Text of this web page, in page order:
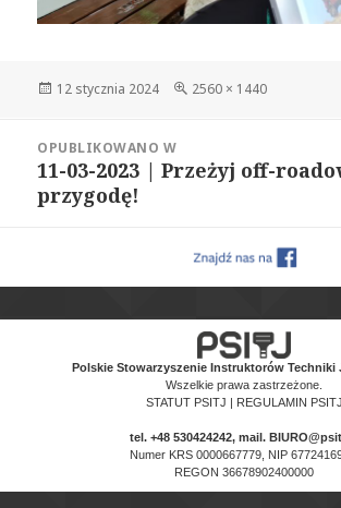
Data
12 stycznia 2024
Pełny
2560 × 1440
wpisu
OPUBLIKOWANO W
11-03-2023 | Przeżyj off-
przygodę!
Polskie Stowarzyszenie Instruktorów Techniki
Wszelkie prawa zastrzeżone.
STATUT PSITJ | REGULAMIN PSITJ
tel. +48 530424242, mail.
Numer KRS 0000667779, NIP
REGON 36678902400000